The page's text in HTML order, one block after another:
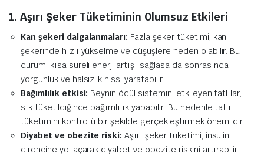
1. Aşırı Şeker Tüketiminin Olumsuz Etkileri
Kan şekeri dalgalanmaları: Fazla şeker tüketimi, kan
şekerinde hızlı yükselme ve düşüşlere neden olabilir. Bu
durum, kısa süreli enerji artışı sağlasa da sonrasında
yorgunluk ve halsizlik hissi yaratabilir.
Bağımlılık etkisi: Beynin ödül sistemini etkileyen tatlılar,
sık tüketildiğinde bağımlılık yapabilir. Bu nedenle tatlı
tüketimini kontrollü bir şekilde gerçekleştirmek önemlidir.
Diyabet ve obezite riski: Aşırı şeker tüketimi, insülin
direncine yol açarak diyabet ve obezite riskini artırabilir.